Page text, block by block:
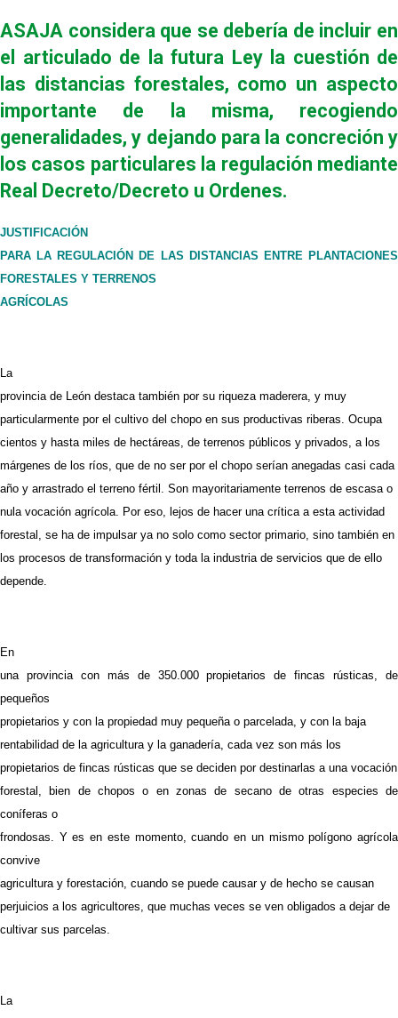
ASAJA considera que se debería de incluir en
el articulado de la futura Ley la cuestión de
las distancias forestales, como un aspecto
importante de la misma, recogiendo
generalidades, y dejando para la concreción y
los casos particulares la regulación mediante
Real Decreto/Decreto u Ordenes.
JUSTIFICACIÓN
PARA LA REGULACIÓN DE LAS DISTANCIAS ENTRE PLANTACIONES
FORESTALES Y TERRENOS
AGRÍCOLAS
La
provincia de León destaca también por su riqueza maderera, y muy
particularmente por el cultivo del chopo en sus productivas riberas. Ocupa
cientos y hasta miles de hectáreas, de terrenos públicos y privados, a los
márgenes de los ríos, que de no ser por el chopo serían anegadas casi cada
año y arrastrado el terreno fértil. Son mayoritariamente terrenos de escasa o
nula vocación agrícola. Por eso, lejos de hacer una crítica a esta actividad
forestal, se ha de impulsar ya no solo como sector primario, sino también en
los procesos de transformación y toda la industria de servicios que de ello
depende.
En
una provincia con más de 350.000 propietarios de fincas rústicas, de
pequeños
propietarios y con la propiedad muy pequeña o parcelada, y con la baja
rentabilidad de la agricultura y la ganadería, cada vez son más los
propietarios de fincas rústicas que se deciden por destinarlas a una vocación
forestal, bien de chopos o en zonas de secano de otras especies de
coníferas o
frondosas. Y es en este momento, cuando en un mismo polígono agrícola
convive
agricultura y forestación, cuando se puede causar y de hecho se causan
perjuicios a los agricultores, que muchas veces se ven obligados a dejar de
cultivar sus parcelas.
La